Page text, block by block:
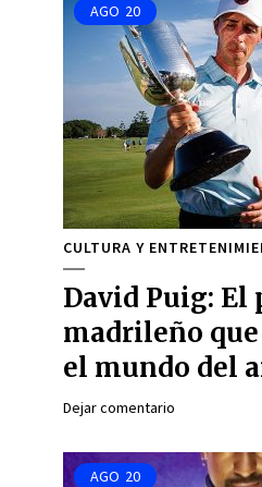
AGO 20
CULTURA Y
David Puig:
madrileño
el mundo del
Dejar comentario
AGO 20